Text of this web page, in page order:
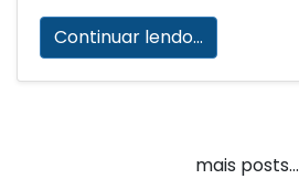
Continuar lendo...
mais posts...